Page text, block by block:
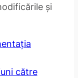
și
către